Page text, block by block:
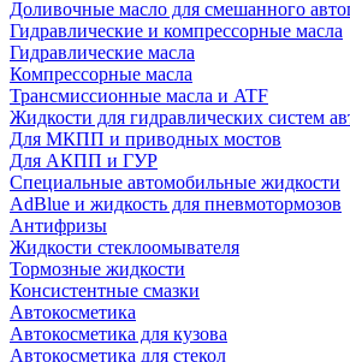
Доливочные масло для смешанного
Гидравлические и компрессорные масла
Гидравлические масла
Компрессорные масла
Трансмиссионные масла и ATF
Жидкости для гидравлических систем
Для МКПП и приводных мостов
Для АКПП и ГУР
Специальные автомобильные жидкости
AdBlue и жидкость для пневмотормозов
Антифризы
Жидкости стеклоомывателя
Тормозные жидкости
Консистентные смазки
Автокосметика
Автокосметика для кузова
Автокосметика для стекол